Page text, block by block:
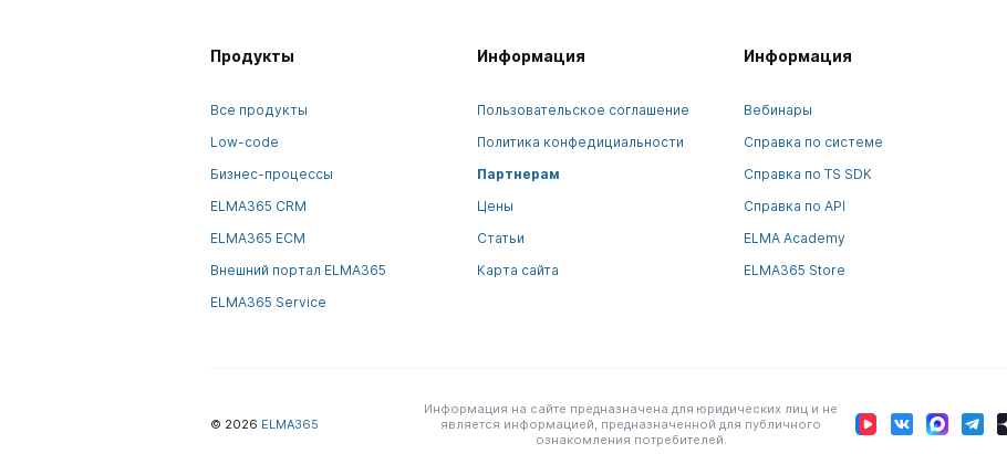
Продукты
Все продукты
Low-code
Бизнес-процессы
ELMA365 CRM
ELMA365 ECM
Внешний портал ELMA365
ELMA365 Service
Информация
Пользовательское соглашение
Политика конфедициальности
Партнерам
Цены
Статьи
Карта сайта
Информация
Вебинары
Справка по системе
Справка по TS SDK
Справка по API
ELMA Academy
ELMA365 Store
© 2026 ELMA365
Информация на сайте предназначена для юридических лиц и не
является информацией, предназначенной для публичного
ознакомления потребителей.